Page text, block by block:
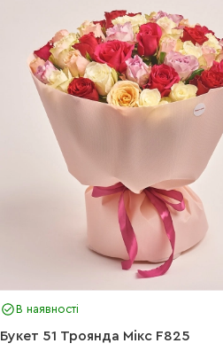
В наявності
Букет 51 Троянда Мікс F825